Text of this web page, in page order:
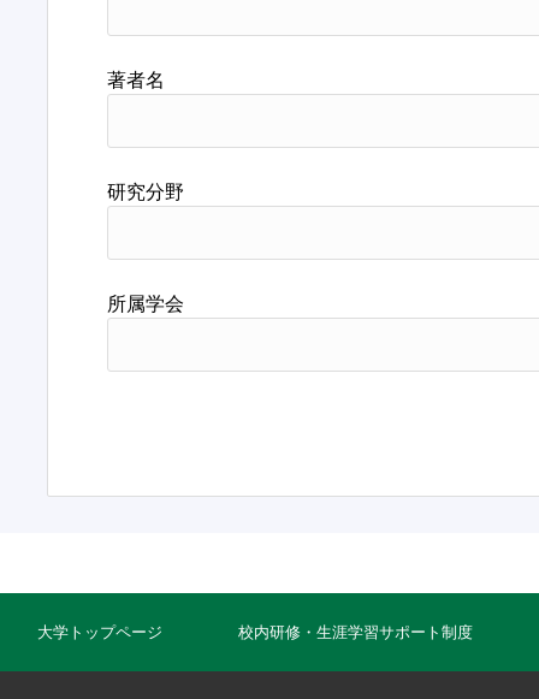
著者名
研究分野
所属学会
大学トップページ 校内研修・生涯学習サポート制度